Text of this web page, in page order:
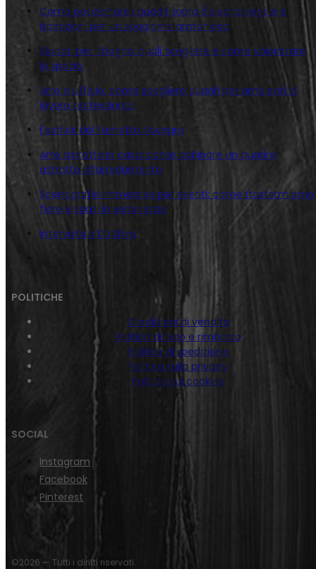
Come posizionare i quadri sopra il divano: regole e
ispirazioni per un soggiorno armonioso
Quadri per il bagno: quali scegliere e come valorizzare
lo spazio
Arte e ufficio: come scegliere quadri per ambienti di
lavoro professionali
Festival del Fumetto Novegro
Arte astratta in casa: come abbinare un quadro
astratto all’arredamento
Scenografie immersive per eventi: come trasformiamo
fiere e spazi in esperienze
Intervista a DJ Shiru
POLITICHE
Condizioni di vendita
Politica di reso e rimborso
Politica di spedizione
Politica sulla privacy
Politica sui cookies
SOCIAL
Instagram
Facebook
Pinterest
©2026 — Tutti i diritti riservati.